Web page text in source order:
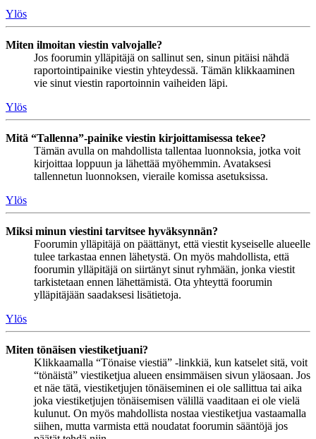
Ylös
Miten ilmoitan viestin valvojalle?
Jos foorumin ylläpitäjä on sallinut sen, sinun pitäisi nähdä
raportointipainike viestin yhteydessä. Tämän klikkaaminen
vie sinut viestin raportoinnin vaiheiden läpi.
Ylös
Mitä “Tallenna”-painike viestin kirjoittamisessa tekee?
Tämän avulla on mahdollista tallentaa luonnoksia, jotka voit
kirjoittaa loppuun ja lähettää myöhemmin. Avataksesi
tallennetun luonnoksen, vieraile komissa asetuksissa.
Ylös
Miksi minun viestini tarvitsee hyväksynnän?
Foorumin ylläpitäjä on päättänyt, että viestit kyseiselle alueelle
tulee tarkastaa ennen lähetystä. On myös mahdollista, että
foorumin ylläpitäjä on siirtänyt sinut ryhmään, jonka viestit
tarkistetaan ennen lähettämistä. Ota yhteyttä foorumin
ylläpitäjään saadaksesi lisätietoja.
Ylös
Miten tönäisen viestiketjuani?
Klikkaamalla “Tönaise viestiä” -linkkiä, kun katselet sitä, voit
“tönäistä” viestiketjua alueen ensimmäisen sivun yläosaan. Jos
et näe tätä, viestiketjujen tönäiseminen ei ole sallittua tai aika
joka viestiketjujen tönäisemisen välillä vaaditaan ei ole vielä
kulunut. On myös mahdollista nostaa viestiketjua vastaamalla
siihen, mutta varmista että noudatat foorumin sääntöjä jos